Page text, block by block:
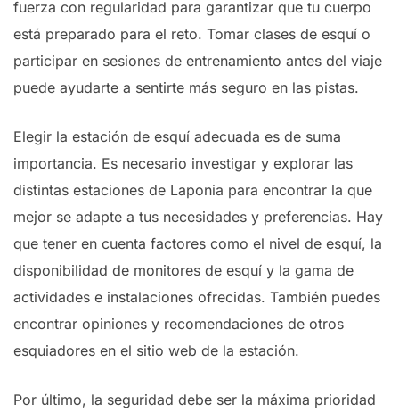
fuerza con regularidad para garantizar que tu cuerpo
está preparado para el reto. Tomar clases de esquí o
participar en sesiones de entrenamiento antes del viaje
puede ayudarte a sentirte más seguro en las pistas.
Elegir la estación de esquí adecuada es de suma
importancia. Es necesario investigar y explorar las
distintas estaciones de Laponia para encontrar la que
mejor se adapte a tus necesidades y preferencias. Hay
que tener en cuenta factores como el nivel de esquí, la
disponibilidad de monitores de esquí y la gama de
actividades e instalaciones ofrecidas. También puedes
encontrar opiniones y recomendaciones de otros
esquiadores en el sitio web de la estación.
Por último, la seguridad debe ser la máxima prioridad